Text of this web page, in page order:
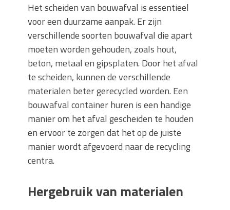
Het scheiden van bouwafval is essentieel
voor een duurzame aanpak. Er zijn
verschillende soorten bouwafval die apart
moeten worden gehouden, zoals hout,
beton, metaal en gipsplaten. Door het afval
te scheiden, kunnen de verschillende
materialen beter gerecycled worden. Een
bouwafval container huren is een handige
manier om het afval gescheiden te houden
en ervoor te zorgen dat het op de juiste
manier wordt afgevoerd naar de recycling
centra.
Hergebruik van materialen